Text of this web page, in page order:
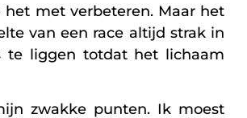
het met verbeteren. Maar het
van een race altijd strak in
te liggen totdat het lichaam
zwakke punten. Ik moest